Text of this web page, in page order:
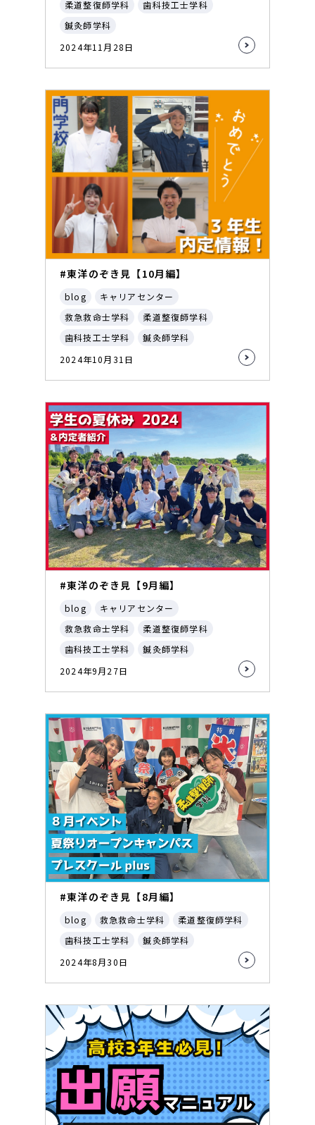
柔道整復師学科
歯科技工士学科
鍼灸師学科
2024年11月28日
#東洋のぞき見【10月編】
blog
キャリアセンター
救急救命士学科
柔道整復師学科
歯科技工士学科
鍼灸師学科
2024年10月31日
#東洋のぞき見【9月編】
blog
キャリアセンター
救急救命士学科
柔道整復師学科
歯科技工士学科
鍼灸師学科
2024年9月27日
#東洋のぞき見【8月編】
blog 救急救命士学科
柔道整復師学科
歯科技工士学科
鍼灸師学科
2024年8月30日